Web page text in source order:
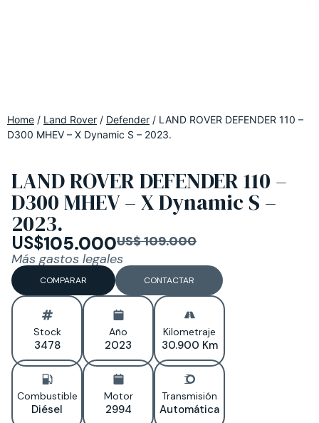
Home / Land Rover / Defender / LAND ROVER DEFENDER 110 –
D300 MHEV – X Dynamic S – 2023.
LAND ROVER DEFENDER 110 –
D300 MHEV – X Dynamic S –
2023.
US$105.000US$ 109.000
Más gastos legales
COMPARAR CONTACTAR
Stock
3478
Año
2023
Kilometraje
30.900 Km
Combustible
Diésel
Motor
2994
Transmisión
Automática